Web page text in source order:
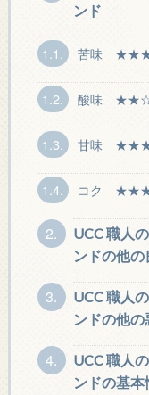
ンド
1.1. 苦味
1.2. 酸味
1.3. 甘味
1.4. コク
2.
UCC 職人
ンドの他の
3.
UCC 職人
ンドの他の
4.
UCC 職人
ンドの基本